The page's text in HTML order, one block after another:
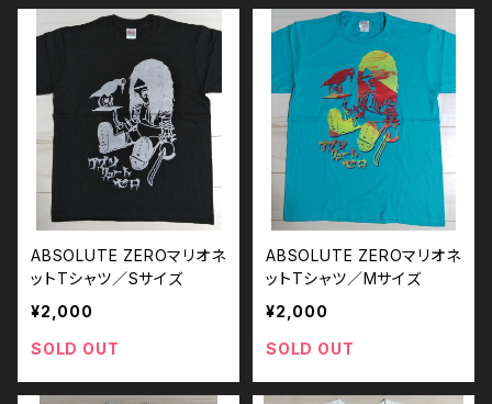
ABSOLUTE ZEROマリオネ
ットTシャツ／Sサイズ
¥2,000
SOLD OUT
ABSOLUTE ZEROマリオネ
ットTシャツ／Mサイズ
¥2,000
SOLD OUT